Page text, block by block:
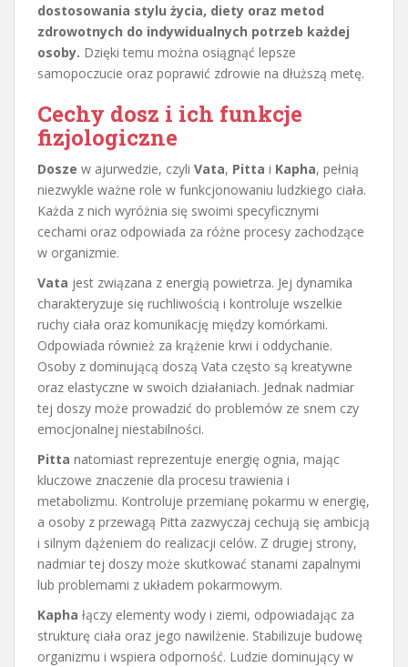
dostosowania stylu życia, diety oraz metod
zdrowotnych do indywidualnych potrzeb każdej
osoby. Dzięki temu można osiągnąć lepsze
samopoczucie oraz poprawić zdrowie na dłuższą metę.
Cechy dosz i ich funkcje
fizjologiczne
Dosze w ajurwedzie, czyli Vata, Pitta i Kapha, pełnią
niezwykle ważne role w funkcjonowaniu ludzkiego ciała.
Każda z nich wyróżnia się swoimi specyficznymi
cechami oraz odpowiada za różne procesy zachodzące
w organizmie.
Vata jest związana z energią powietrza. Jej dynamika
charakteryzuje się ruchliwością i kontroluje wszelkie
ruchy ciała oraz komunikację między komórkami.
Odpowiada również za krążenie krwi i oddychanie.
Osoby z dominującą doszą Vata często są kreatywne
oraz elastyczne w swoich działaniach. Jednak nadmiar
tej doszy może prowadzić do problemów ze snem czy
emocjonalnej niestabilności.
Pitta natomiast reprezentuje energię ognia, mając
kluczowe znaczenie dla procesu trawienia i
metabolizmu. Kontroluje przemianę pokarmu w energię,
a osoby z przewagą Pitta zazwyczaj cechują się ambicją
i silnym dążeniem do realizacji celów. Z drugiej strony,
nadmiar tej doszy może skutkować stanami zapalnymi
lub problemami z układem pokarmowym.
Kapha łączy elementy wody i ziemi, odpowiadając za
strukturę ciała oraz jego nawilżenie. Stabilizuje budowę
organizmu i wspiera odporność. Ludzie dominujący w